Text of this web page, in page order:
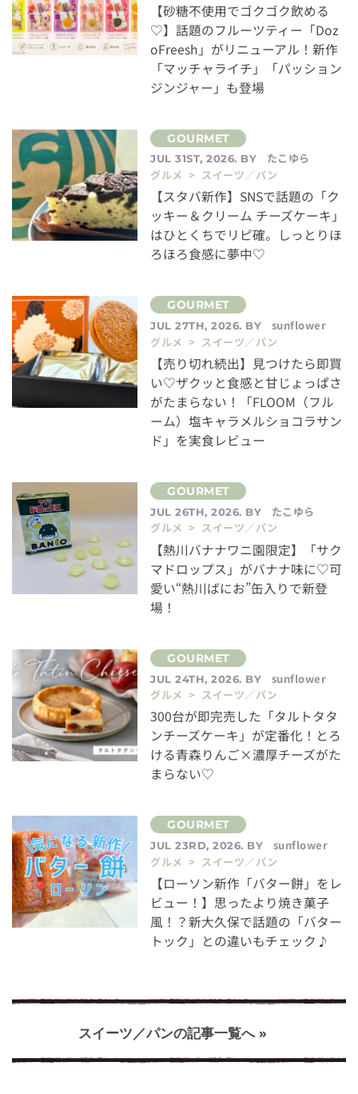
【砂糖不使用でゴクゴク飲める
♡】話題のフルーツティー「Doz
oFreesh」がリニューアル！新作
「マッチャライチ」「パッション
ジンジャー」も登場
JUL 31ST, 2026. BY
たこゆら
グルメ > スイーツ／パン
【スタバ新作】SNSで話題の「ク
ッキー＆クリーム チーズケーキ」
はひとくちでリピ確。しっとりほ
ろほろ食感に夢中♡
JUL 27TH, 2026. BY
sunflower
グルメ > スイーツ／パン
【売り切れ続出】見つけたら即買
い♡ザクッと食感と甘じょっぱさ
がたまらない！「FLOOM（フル
ーム）塩キャラメルショコラサン
ド」を実食レビュー
JUL 26TH, 2026. BY
たこゆら
グルメ > スイーツ／パン
【熱川バナナワニ園限定】「サク
マドロップス」がバナナ味に♡可
愛い“熱川ばにお”缶入りで新登
場！
JUL 24TH, 2026. BY
sunflower
グルメ > スイーツ／パン
300台が即完売した「タルトタタ
ンチーズケーキ」が定番化！とろ
ける青森りんご×濃厚チーズがた
まらない♡
JUL 23RD, 2026. BY
sunflower
グルメ > スイーツ／パン
【ローソン新作「バター餅」をレ
ビュー！】思ったより焼き菓子
風！？新大久保で話題の「バター
トック」との違いもチェック♪
スイーツ／パンの記事一覧へ »